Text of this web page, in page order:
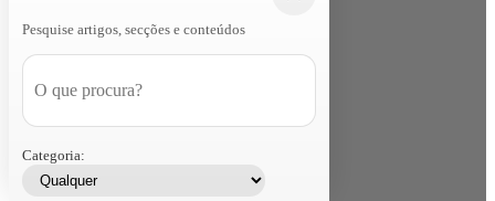
Pesquise artigos, secções e conteúdos
Categoria: